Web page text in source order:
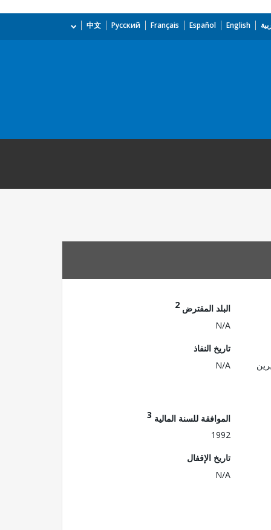
English
Español
Français
Русский
中文
البلد المقترض 2
N/A
تاريخ النفاذ
N/A
الموافقة للسنة المالية 3
1992
تاريخ الإقفال
N/A